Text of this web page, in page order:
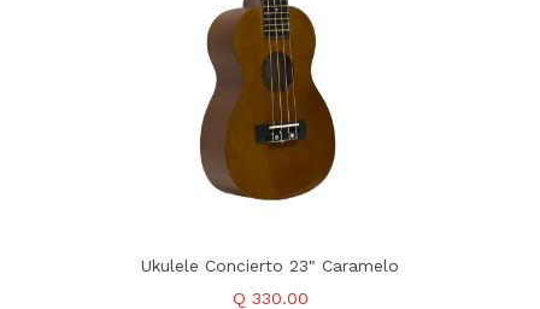
Ukulele Concierto 23" Caramelo
Q 330.00